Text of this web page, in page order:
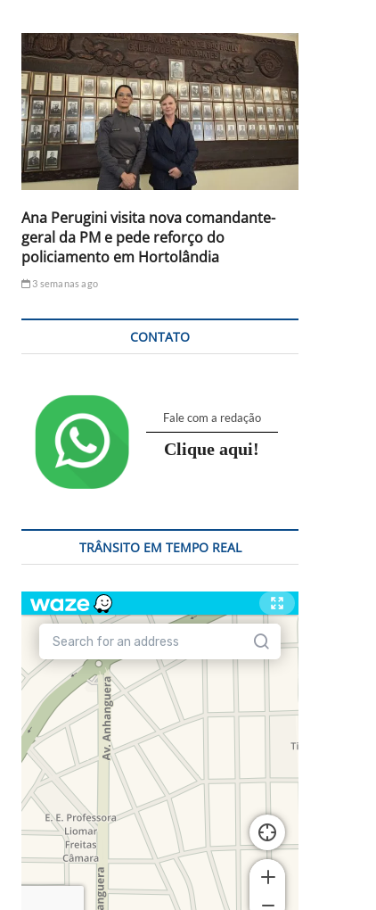
Ana Perugini visita nova comandante-
geral da PM e pede reforço do
policiamento em Hortolândia
3 semanas ago
CONTATO
Fale com a redação
Clique aqui!
TRÂNSITO EM TEMPO REAL